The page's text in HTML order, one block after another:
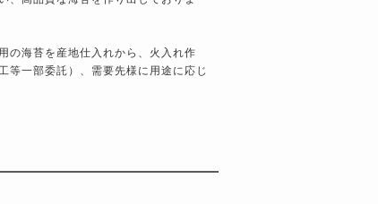
の海苔を産地仕入れから、火入れ作
等一部委託）、需要先様に用途に応じ